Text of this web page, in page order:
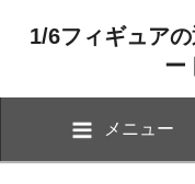
1/6フィギュア
ー
メニュー